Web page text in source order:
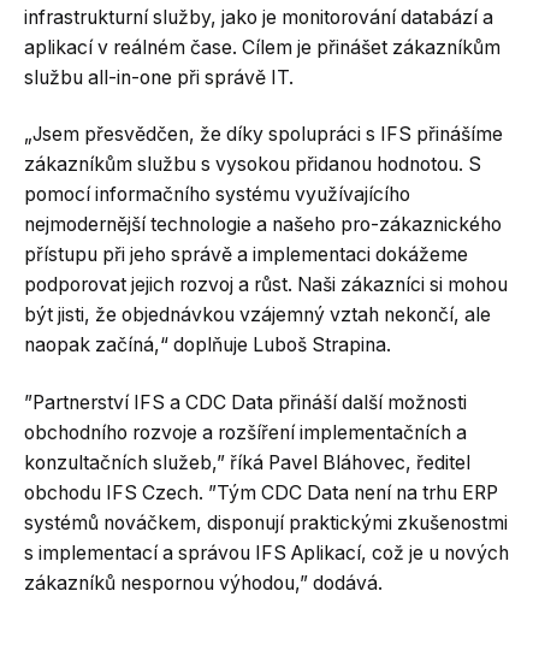
infrastrukturní služby, jako je monitorování databází a
aplikací v reálném čase. Cílem je přinášet zákazníkům
službu all-in-one při správě IT.
„Jsem přesvědčen, že díky spolupráci s IFS přinášíme
zákazníkům službu s vysokou přidanou hodnotou. S
pomocí informačního systému využívajícího
nejmodernější technologie a našeho pro-zákaznického
přístupu při jeho správě a implementaci dokážeme
podporovat jejich rozvoj a růst. Naši zákazníci si mohou
být jisti, že objednávkou vzájemný vztah nekončí, ale
naopak začíná,“ doplňuje Luboš Strapina.
”Partnerství IFS a CDC Data přináší další možnosti
obchodního rozvoje a rozšíření implementačních a
konzultačních služeb,” říká Pavel Bláhovec, ředitel
obchodu IFS Czech. ”Tým CDC Data není na trhu ERP
systémů nováčkem, disponují praktickými zkušenostmi
s implementací a správou IFS Aplikací, což je u nových
zákazníků nespornou výhodou,” dodává.